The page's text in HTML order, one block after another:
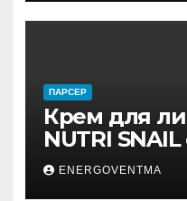
ПАРСЕР
Крем для
NUTRI
муцина
ENERGOVENTMA